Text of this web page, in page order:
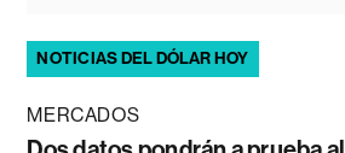
NOTICIAS DEL DÓLAR HOY
MERCADOS